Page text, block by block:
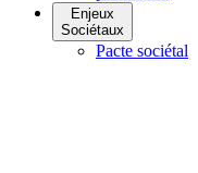
Enjeux
Sociétaux
Pacte sociétal